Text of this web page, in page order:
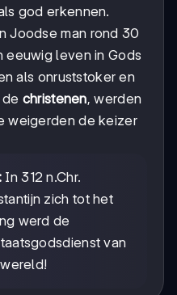
god erkennen.
Joodse man rond 30
eeuwig leven in Gods
als onruststoker en
christenen, werden
weigerden de keizer
In 312 n.Chr.
zich tot het
werd de
van